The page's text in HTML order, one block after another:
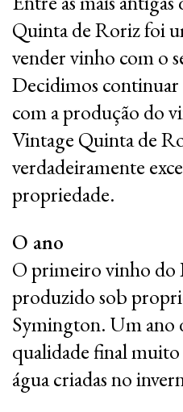
Quinta de Roriz foi
vender vinho com o
Decidimos continuar
com a produção do
Vintage Quinta de
verdadeiramente
propriedade.
O ano
O primeiro vinho do
produzido sob
Symington. Um ano
qualidade final muito
água criadas no